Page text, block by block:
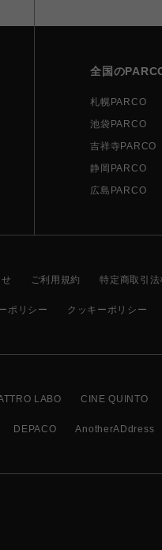
全国の
札幌PARCO
池袋PARCO
吉祥寺PARCO
静岡PARCO
広島PARCO
ご利用規約 特定商取引
ポリシー クッキーポリシー
LABO CINE QUINTO
DEPACO AnotherADdress